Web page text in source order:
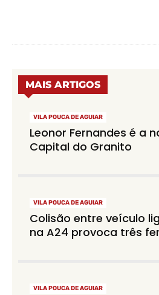
MAIS ARTIGOS
VILA POUCA DE AGUIAR
Leonor Fernandes é a
Capital do Granito
VILA POUCA DE AGUIAR
Colisão entre veículo
na A24 provoca três
VILA POUCA DE AGUIAR